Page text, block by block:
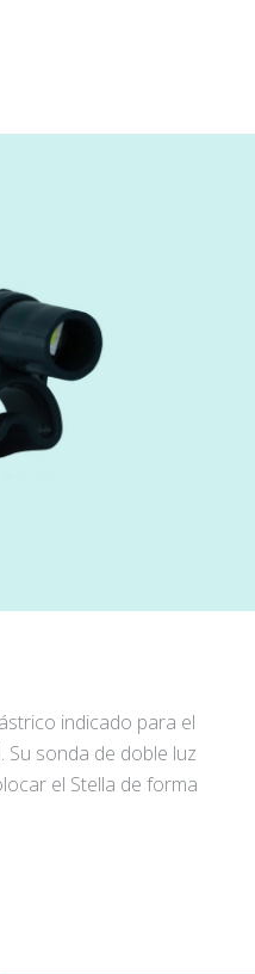
indicado para el
sonda de doble luz
el Stella de forma